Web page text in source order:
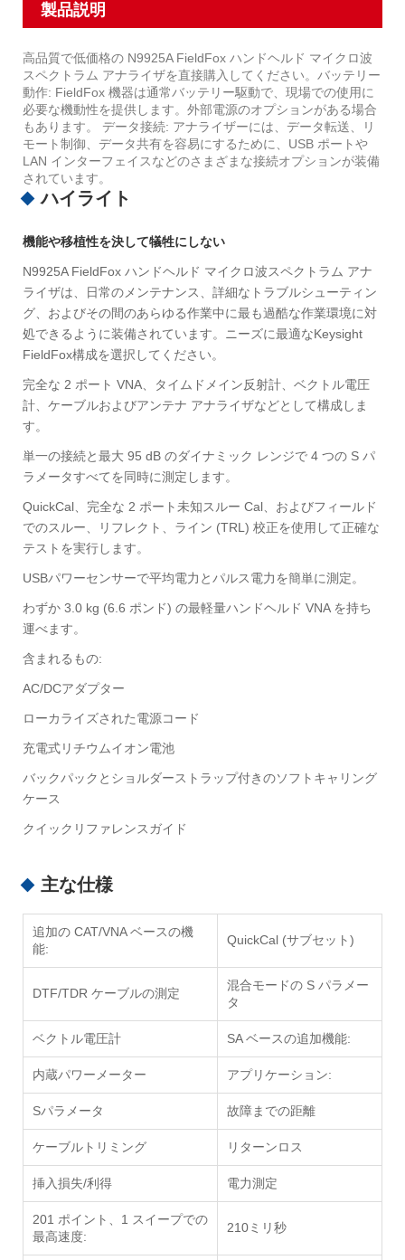
製品説明
高品質で低価格の N9925A FieldFox ハンドヘルド マイクロ波
スペクトラム アナライザを直接購入してください。バッテリー
動作: FieldFox 機器は通常バッテリー駆動で、現場での使用に
必要な機動性を提供します。外部電源のオプションがある場合
もあります。 データ接続: アナライザーには、データ転送、リ
モート制御、データ共有を容易にするために、USB ポートや
LAN インターフェイスなどのさまざまな接続オプションが装備
されています。
ハイライト
機能や移植性を決して犠牲にしない
N9925A FieldFox ハンドヘルド マイクロ波スペクトラム アナ
ライザは、日常のメンテナンス、詳細なトラブルシューティン
グ、およびその間のあらゆる作業中に最も過酷な作業環境に対
処できるように装備されています。ニーズに最適なKeysight
FieldFox構成を選択してください。
完全な 2 ポート VNA、タイムドメイン反射計、ベクトル電圧
計、ケーブルおよびアンテナ アナライザなどとして構成しま
す。
単一の接続と最大 95 dB のダイナミック レンジで 4 つの S パ
ラメータすべてを同時に測定します。
QuickCal、完全な 2 ポート未知スルー Cal、およびフィールド
でのスルー、リフレクト、ライン (TRL) 校正を使用して正確な
テストを実行します。
USBパワーセンサーで平均電力とパルス電力を簡単に測定。
わずか 3.0 kg (6.6 ポンド) の最軽量ハンドヘルド VNA を持ち
運べます。
含まれるもの:
AC/DCアダプター
ローカライズされた電源コード
充電式リチウムイオン電池
バックパックとショルダーストラップ付きのソフトキャリング
ケース
クイックリファレンスガイド
主な仕様
追加の CAT/VNA ベースの機
能:
QuickCal (サブセット)
DTF/TDR ケーブルの測定
混合モードの S パラメー
タ
ベクトル電圧計 SA ベースの追加機能:
内蔵パワーメーター アプリケーション:
Sパラメータ 故障までの距離
ケーブルトリミング リターンロス
挿入損失/利得 電力測定
201 ポイント、1 スイープでの
最高速度:
210ミリ秒